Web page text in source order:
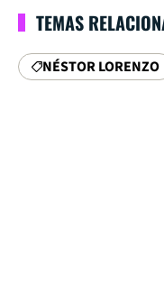
TEMAS
NÉSTOR LORENZO